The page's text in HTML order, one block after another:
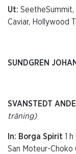
Ut: SeetheSummit,
Caviar, Hollywood
SUNDGREN
SVANSTEDT
träning)
In: Borga Spirit 1
San Moteur-Choko